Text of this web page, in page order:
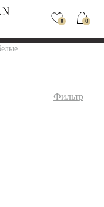
0 0
Фильтр